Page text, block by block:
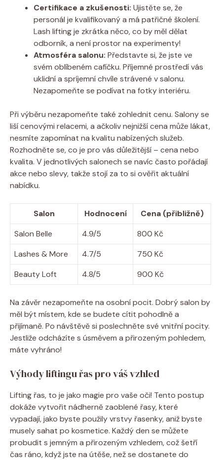
Certifikace ‌a zkušenosti: Ujistěte se, že
personál je kvalifikovaný a má patřičné školení.
Lash lifting ‌je zkrátka něco, co by měl dělat
odborník, a⁢ není prostor na experimenty!
Atmosféra salonu: Představte si, že jste ve
svém oblíbeném cafíčku. Příjemné prostředí vás
uklidní a spríjemní chvíle strávené v salonu.
Nezapomeňte ‌se podívat na fotky⁣ interiéru.
Při ⁢výběru nezapomeňte také zohlednit cenu. Salony se
liší cenovými relacemi, a ačkoliv nejnižší cena může lákat,
nesmíte zapomínat na kvalitu nabízených služeb.
Rozhodněte se, co je pro vás důležitější – cena nebo
kvalita. V jednotlivých salonech se navíc často pořádají
akce⁤ nebo⁣ slevy, takže stojí za to‍ si ověřit aktuální
nabídku.
Salon Hodnocení
Cena (přibližně)
Salon Belle
4.9/5
800 Kč
Lashes & More
4.7/5
750 Kč
Beauty Loft
4.8/5 900 Kč
Na závěr nezapomeňte na⁢ osobní ‌pocit. Dobrý salon by
měl být místem, kde se budete cítit⁢ pohodlně a
přijímaně. Po návštěvě si ‌poslechněte své vnitřní pocity.
Jestliže odcházíte s úsměvem a přirozeným pohledem,
máte ⁢vyhráno!
Výhody ⁢liftingu řas pro váš vzhled
Lifting řas, to je jako‌ magie pro vaše oči! Tento postup
dokáže vytvořit nádherně zaoblené řasy, které
⁤vypadají,‌ jako byste použily vrstvy řasenky, aniž byste
musely sahat po ‌kosmetice. Každý den se můžete
probudit s jemným a přirozeným vzhledem, což ​šetří⁢
čas ráno, když jste na útěše, než ⁤se ⁢dostanete‌ do